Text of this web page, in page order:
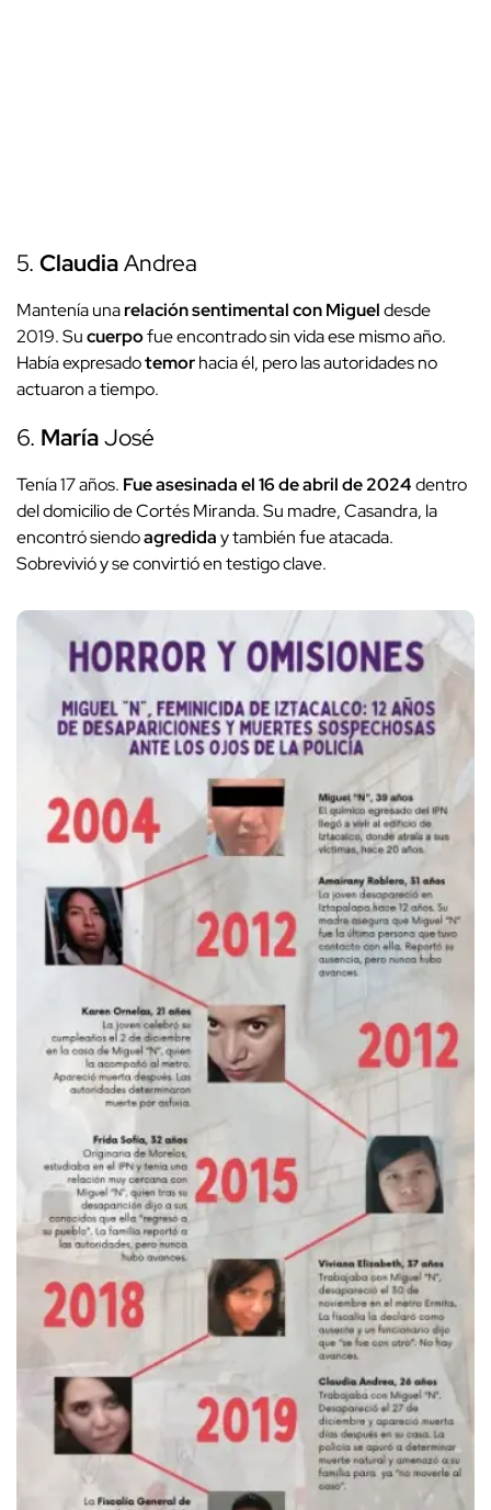
5. ClaudiaAndrea
Mantenía unarelación sentimental con Migueldesde
2019. Sucuerpofue encontrado sin vida ese mismo año.
Había expresadotemorhacia él, pero las autoridades no
actuaron a tiempo.
6. MaríaJosé
Tenía 17 años. Fue asesinada el 16 de abril de 2024dentro
del domicilio de Cortés Miranda. Su madre, Casandra, la
encontró siendoagrediday también fue atacada.
Sobrevivió y se convirtió en testigo clave.